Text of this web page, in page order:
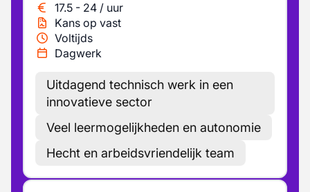
17.5 - 24 / uur
Kans op vast
Voltijds
Dagwerk
Uitdagend technisch werk in een
innovatieve sector
Veel leermogelijkheden en autonomie
Hecht en arbeidsvriendelijk team